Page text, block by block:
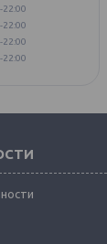
22:00
22:00
22:00
22:00